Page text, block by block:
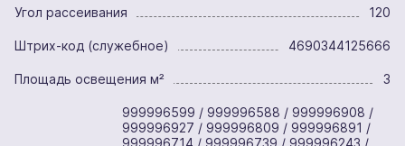
Угол рассеивания 120
Штрих-код (служебное) 4690344125666
Площадь освещения м² 3
999996599 / 999996588 / 999996908 /
999996927 / 999996809 / 999996891 /
999996714 / 999996739 / 999996243 /